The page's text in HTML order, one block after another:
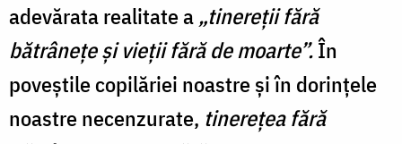
adevărata realitate a „tinereţii fără
bătrâneţe şi vieţii fără de moarte”.În
poveştile copilăriei noastre şi în dorinţele
noastre necenzurate, tinereţea fără